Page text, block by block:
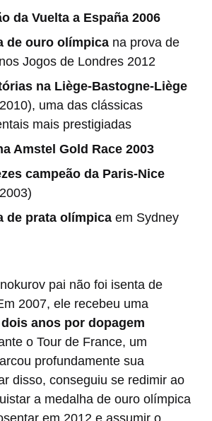
da Vuelta a España 2006
de ouro olímpica na prova de
Jogos de Londres 2012
na Liège-Bastogne-Liège
uma das clássicas
mais prestigiadas
Amstel Gold Race 2003
campeão da Paris-Nice
de prata olímpica em Sydney
pai não foi isenta de
2007, ele recebeu uma
anos por dopagem
o Tour de France, um
profundamente sua
disso, conseguiu se redimir ao
a medalha de ouro olímpica